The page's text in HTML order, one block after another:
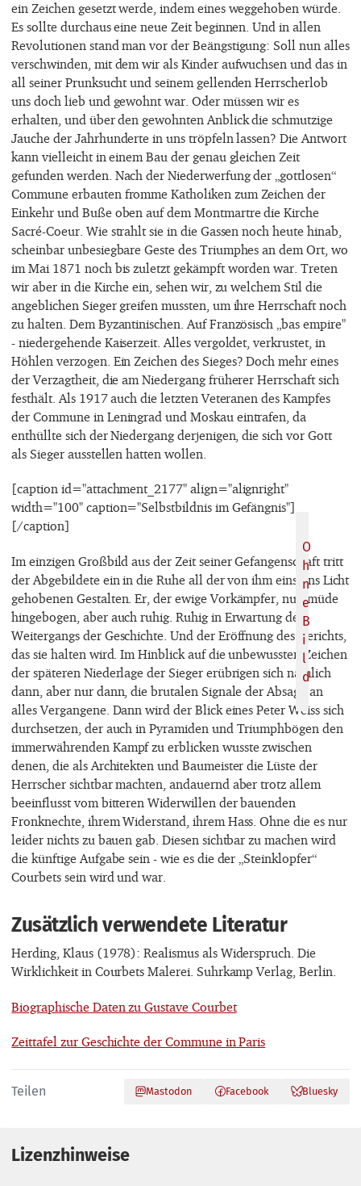
ein Zeichen gesetzt werde, indem eines weggehoben würde.
Es sollte durchaus eine neue Zeit beginnen. Und in allen
Revolutionen stand man vor der Beängstigung: Soll nun alles
verschwinden, mit dem wir als Kinder aufwuchsen und das in
all seiner Prunksucht und seinem gellenden Herrscherlob
uns doch lieb und gewohnt war. Oder müssen wir es
erhalten, und über den gewohnten Anblick die schmutzige
Jauche der Jahrhunderte in uns tröpfeln lassen? Die Antwort
kann vielleicht in einem Bau der genau gleichen Zeit
gefunden werden. Nach der Niederwerfung der „gottlosen“
Commune erbauten fromme Katholiken zum Zeichen der
Einkehr und Buße oben auf dem Montmartre die Kirche
Sacré-Coeur. Wie strahlt sie in die Gassen noch heute hinab,
scheinbar unbesiegbare Geste des Triumphes an dem Ort, wo
im Mai 1871 noch bis zuletzt gekämpft worden war. Treten
wir aber in die Kirche ein, sehen wir, zu welchem Stil die
angeblichen Sieger greifen mussten, um ihre Herrschaft noch
zu halten. Dem Byzantinischen. Auf Französisch „bas empire"
- niedergehende Kaiserzeit. Alles vergoldet, verkrustet, in
Höhlen verzogen. Ein Zeichen des Sieges? Doch mehr eines
der Verzagtheit, die am Niedergang früherer Herrschaft sich
festhält. Als 1917 auch die letzten Veteranen des Kampfes
der Commune in Leningrad und Moskau eintrafen, da
enthüllte sich der Niedergang derjenigen, die sich vor Gott
als Sieger ausstellen hatten wollen.
[caption id="attachment_2177" align="alignright"
width="100" caption="Selbstbildnis im Gefängnis"]
[/caption]
Im einzigen Großbild aus der Zeit seiner Gefangenschaft tritt
der Abgebildete ein in die Ruhe all der von ihm einst ins Licht
gehobenen Gestalten. Er, der ewige Vorkämpfer, nun müde
hingebogen, aber auch ruhig. Ruhig in Erwartung des
Weitergangs der Geschichte. Und der Eröffnung des Gerichts,
das sie halten wird. Im Hinblick auf die unbewussten Zeichen
der späteren Niederlage der Sieger erübrigen sich nämlich
dann, aber nur dann, die brutalen Signale der Absage an
alles Vergangene. Dann wird der Blick eines Peter Weiss sich
durchsetzen, der auch in Pyramiden und Triumphbögen den
immerwährenden Kampf zu erblicken wusste zwischen
denen, die als Architekten und Baumeister die Lüste der
Herrscher sichtbar machten, andauernd aber trotz allem
beeinflusst vom bitteren Widerwillen der bauenden
Fronknechte, ihrem Widerstand, ihrem Hass. Ohne die es nur
leider nichts zu bauen gab. Diesen sichtbar zu machen wird
die künftige Aufgabe sein - wie es die der „Steinklopfer“
Courbets sein wird und war.
Zusätzlich verwendete Literatur
Herding, Klaus (1978): Realismus als Widerspruch. Die
Wirklichkeit in Courbets Malerei. Suhrkamp Verlag, Berlin.
Biographische Daten zu Gustave Courbet
Zeittafel zur Geschichte der Commune in Paris
Teilen Mastodon Facebook Bluesky
Lizenzhinweise